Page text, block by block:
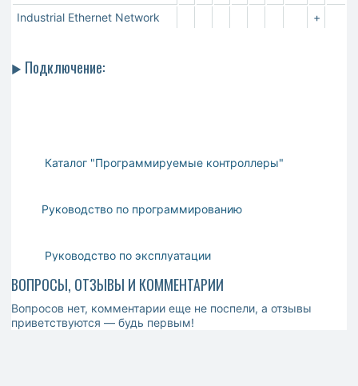
Industrial Ethernet Network
+
► Подключение:
Каталог "Программируемые контроллеры"
Руководство по программированию
Руководство по эксплуатации
ВОПРОСЫ, ОТЗЫВЫ И КОММЕНТАРИИ
Вопросов нет, комментарии еще не поспели, а отзывы
приветствуются — будь первым!